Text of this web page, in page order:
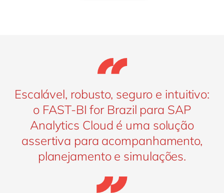
Escalável, robusto, seguro e intuitivo:
o FAST-BI for Brazil para SAP
Analytics Cloud é uma solução
assertiva para acompanhamento,
planejamento e simulações.